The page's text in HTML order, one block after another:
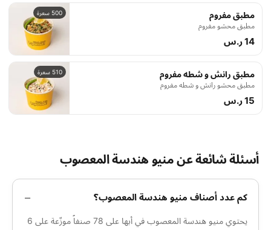
500 سعرة مطبق مفروم
مطبق محشو مفروم
14 ر.س
510 سعرة مطبق رانش و شطه مفروم
مطبق محشو رانش و شطه مفروم
15 ر.س
أسئلة شائعة عن منيو هندسة المعصوب
كم عدد أصناف منيو هندسة المعصوب؟
يحتوي منيو هندسة المعصوب في أبها على 78 صنفاً موزّعة على 6